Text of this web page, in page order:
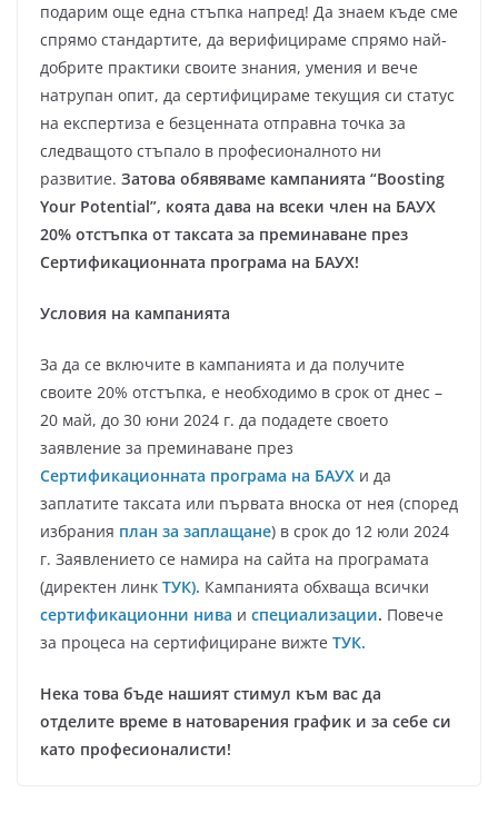
подарим още една стъпка напред! Да знаем къде сме
спрямо стандартите, да верифицираме спрямо най-
добрите практики своите знания, умения и вече
натрупан опит, да сертифицираме текущия си статус
на експертиза е безценната отправна точка за
следващото стъпало в професионалното ни
развитие. Затова обявяваме кампанията “Boosting
Your Potential”, коята дава на всеки член на БАУХ
20% отстъпка от таксата за преминаване през
Сертификационната програма на БАУХ!
Условия на кампанията
За да се включите в кампанията и да получите
своите 20% отстъпка, е необходимо в срок от днес –
20 май, до 30 юни 2024 г. да подадете своето
заявление за преминаване през
Сертификационната програма на БАУХ и да
заплатите таксата или първата вноска от нея (според
избрания план за заплащане) в срок до 12 юли 2024
г. Заявлението се намира на сайта на програмата
(директен линк ТУК). Кампанията обхваща всички
сертификационни нива и специализации. Повече
за процеса на сертифициране вижте ТУК.
Нека това бъде нашият стимул към вас да
отделите време в натоварения график и за себе си
като професионалисти!